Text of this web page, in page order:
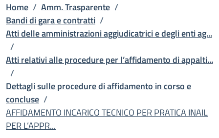
Home / Amm. Trasparente /
Bandi di gara e contratti /
Atti delle amministrazioni aggiudicatrici e degli enti ag...
/
Atti relativi alle procedure per l’affidamento di appalti...
/
Dettagli sulle procedure di affidamento in corso e
concluse /
AFFIDAMENTO INCARICO TECNICO PER PRATICA INAIL
PER L’APPR...